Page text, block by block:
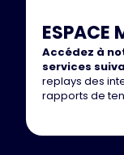
ESPACE
Accédez à
services
replays des
rapports de